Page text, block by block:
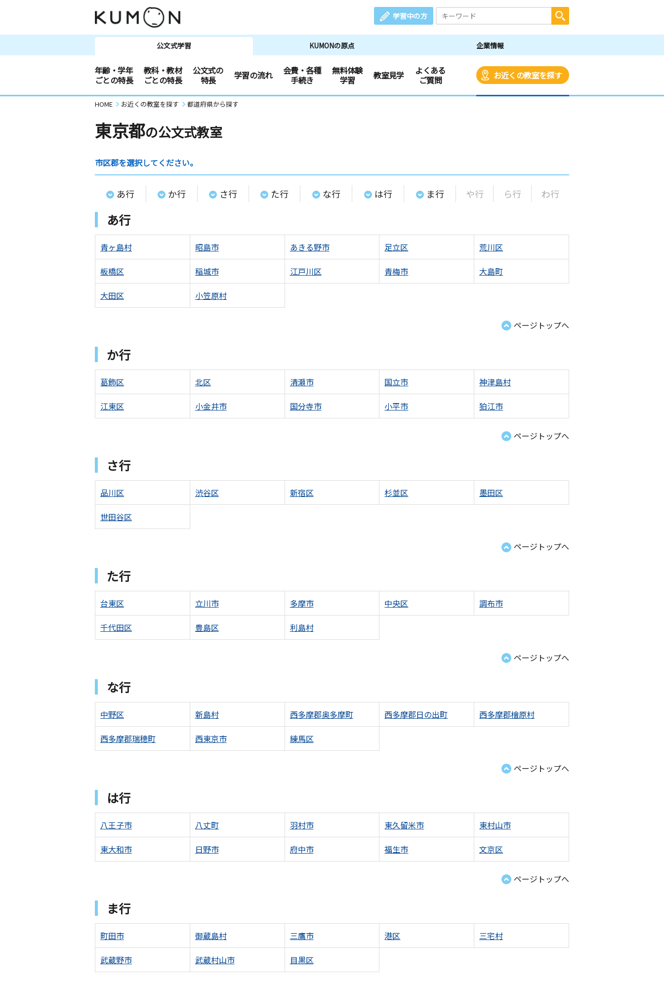
学習中の方
公文式学習 KUMONの原点 企業情報
年齢・学年
ごとの特長
教科・教材
ごとの特長
公文式の
特長
学習の流れ
会費・各種
手続き
無料体験
学習
教室見学
よくある
ご質問
お近くの教室を探す
HOME お近くの教室を探す 都道府県から探す
東京都の公文式教室
市区郡を選択してください。
あ行 か行 さ行 た行 な行 は行 ま行 や行 ら行 わ行
あ行
青ヶ島村 昭島市 あきる野市 足立区 荒川区
板橋区 稲城市 江戸川区 青梅市 大島町
大田区 小笠原村
ページトップへ
か行
葛飾区 北区 清瀬市 国立市 神津島村
江東区 小金井市 国分寺市 小平市 狛江市
ページトップへ
さ行
品川区 渋谷区 新宿区 杉並区 墨田区
世田谷区
ページトップへ
た行
台東区 立川市 多摩市 中央区 調布市
千代田区 豊島区 利島村
ページトップへ
な行
中野区 新島村 西多摩郡奥多摩町 西多摩郡日の出町 西多摩郡檜原村
西多摩郡瑞穂町 西東京市 練馬区
ページトップへ
は行
八王子市 八丈町 羽村市 東久留米市 東村山市
東大和市 日野市 府中市 福生市 文京区
ページトップへ
ま行
町田市 御蔵島村 三鷹市 港区 三宅村
武蔵野市 武蔵村山市 目黒区